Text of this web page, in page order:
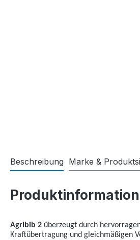
Beschreibung Marke &
Agribib 2 überzeugt durch
Kraftübertragung und gleichmäßigen